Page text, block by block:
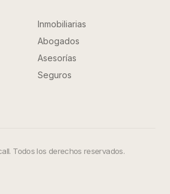
Inmobiliarias
Abogados
Asesorías
Seguros
Todos los derechos reservados.